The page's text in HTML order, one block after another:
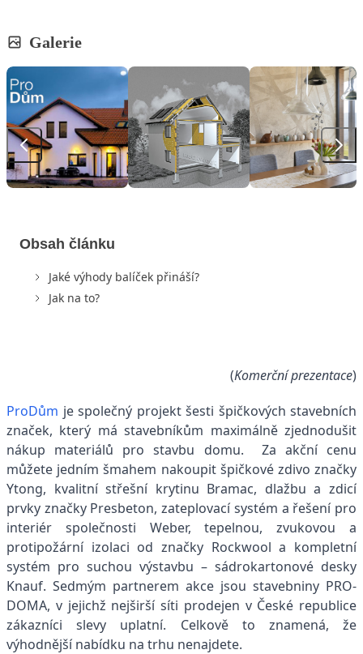
Galerie
Obsah článku
Jaké výhody balíček přináší?
Jak na to?
(Komerční prezentace)
ProDům je společný projekt šesti špičkových stavebních
značek, který má stavebníkům maximálně zjednodušit
nákup materiálů pro stavbu domu. Za akční cenu
můžete jedním šmahem nakoupit špičkové zdivo značky
Ytong, kvalitní střešní krytinu Bramac, dlažbu a zdicí
prvky značky Presbeton, zateplovací systém a řešení pro
interiér společnosti Weber, tepelnou, zvukovou a
protipožární izolaci od značky Rockwool a kompletní
systém pro suchou výstavbu – sádrokartonové desky
Knauf. Sedmým partnerem akce jsou stavebniny PRO-
DOMA, v jejichž nejširší síti prodejen v České republice
zákazníci slevy uplatní. Celkově to znamená, že
výhodnější nabídku na trhu nenajdete.